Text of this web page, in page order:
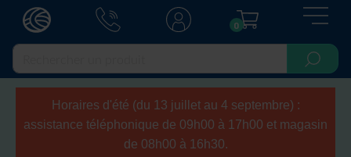
0
Horaires d'été (du 13 juillet au 4 septembre) :
assistance téléphonique de 09h00 à 17h00 et magasin
de 08h00 à 16h30.